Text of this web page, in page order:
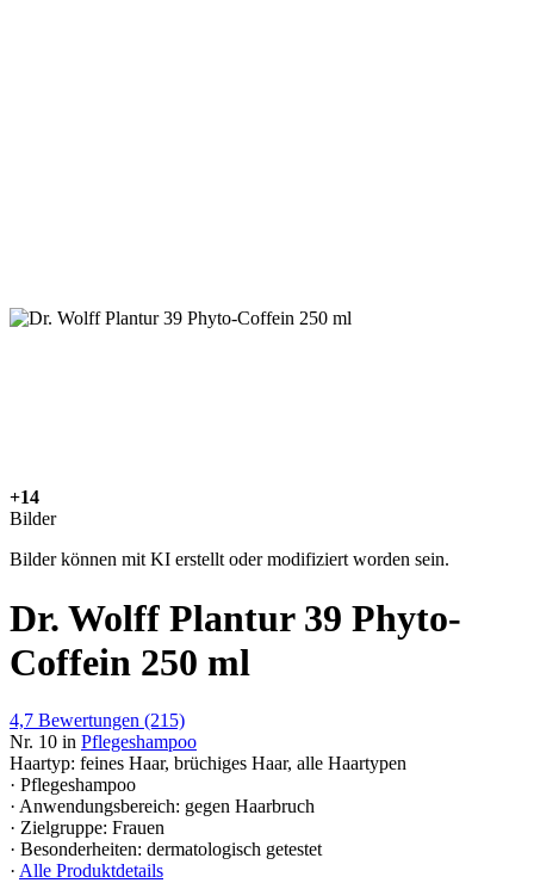
+14
Bilder
Bilder können mit KI erstellt oder modifiziert worden sein.
Dr. Wolff Plantur 39 Phyto-
Coffein 250 ml
4,7 Bewertungen (215)
Nr. 10 in Pflegeshampoo
Haartyp: feines Haar, brüchiges Haar, alle Haartypen
· Pflegeshampoo
· Anwendungsbereich: gegen Haarbruch
· Zielgruppe: Frauen
· Besonderheiten: dermatologisch getestet
· Alle Produktdetails